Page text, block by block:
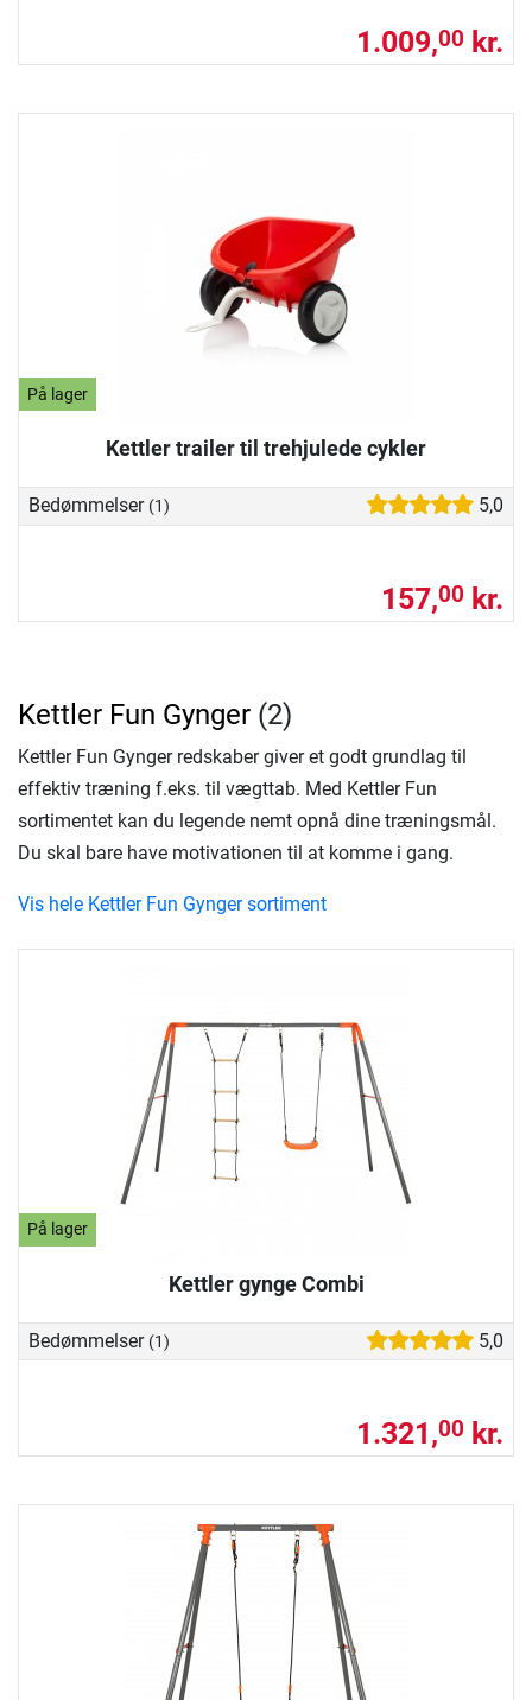
1.009,00 kr.
På lager
Kettler trailer til trehjulede cykler
Bedømmelser (1) 5,0
157,00 kr.
På lager
Kettler gynge Combi
Bedømmelser (1) 5,0
1.321,00 kr.
Kettler Fun Gynger (2)
Kettler Fun Gynger redskaber giver et godt grundlag til
effektiv træning f.eks. til vægttab. Med Kettler Fun
sortimentet kan du legende nemt opnå dine træningsmål.
Du skal bare have motivationen til at komme i gang.
Vis hele Kettler Fun Gynger sortiment